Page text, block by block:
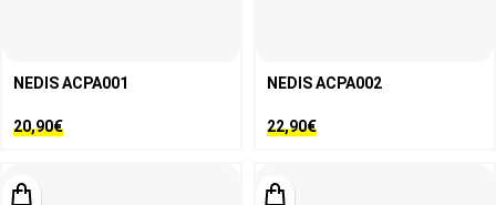
NEDIS ACPA001
20,90€
NEDIS ACPA002
22,90€